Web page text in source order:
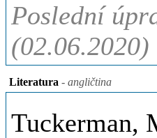
Poslední
(02.06.2020)
Literatura - angličtina
Tuckerman,